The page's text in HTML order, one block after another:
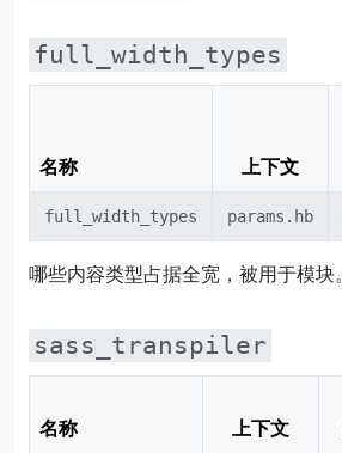
full_width_types
名称 上下文
full_width_types params.hb
哪些内容类型占据全宽，被用于模块。
sass_transpiler
名称 上下文